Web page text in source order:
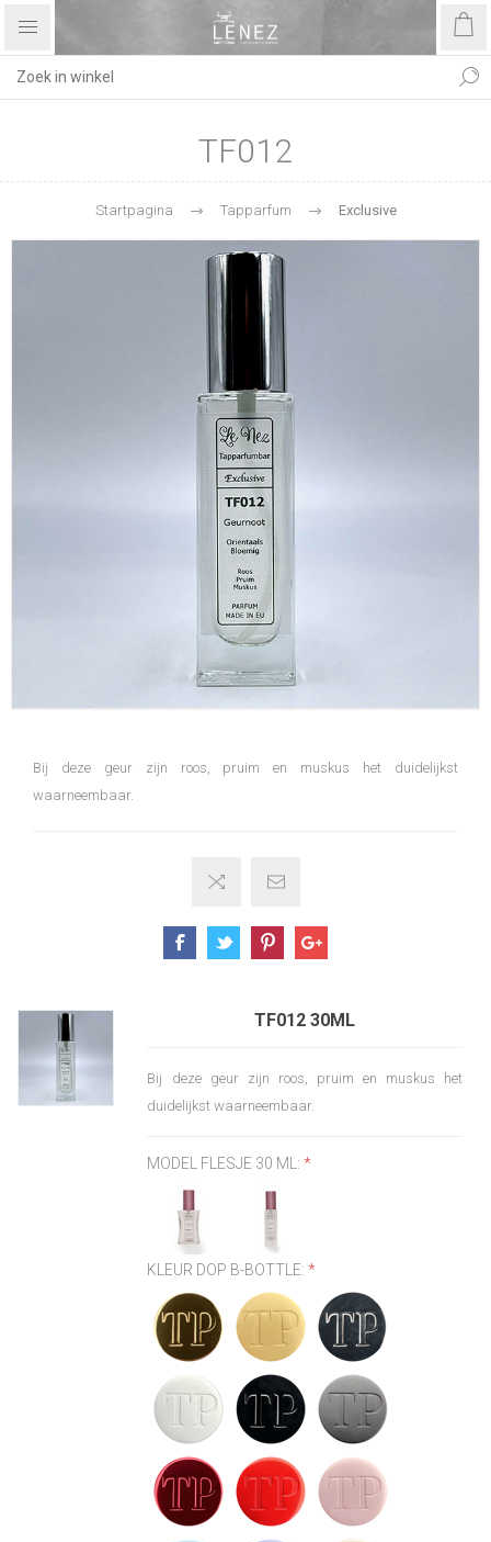
TF012
Startpagina Tapparfum Exclusive
Bij deze geur zijn roos, pruim en muskus het duidelijkst
waarneembaar.
TF012 30ML
Bij deze geur zijn roos, pruim en muskus het
duidelijkst waarneembaar.
MODEL FLESJE 30 ML:*
KLEUR DOP B-BOTTLE:*